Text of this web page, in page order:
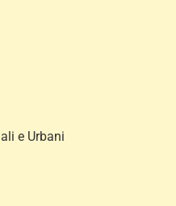
e Urbani